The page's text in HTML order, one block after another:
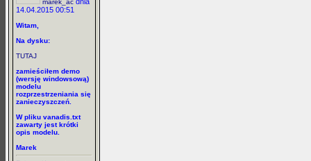
marek_ac
14.04.2015 00:51
Witam,
Na dysku:
TUTAJ
zamieściłem demo
(wersję windowsową)
modelu
rozprzestrzeniania się
zanieczyszczeń.
W pliku vanadis.txt
zawarty jest krótki
opis modelu.
Marek